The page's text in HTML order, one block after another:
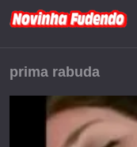
prima rabuda